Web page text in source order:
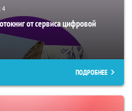
4
от сервиса цифровой
ПОДРОБНЕЕ